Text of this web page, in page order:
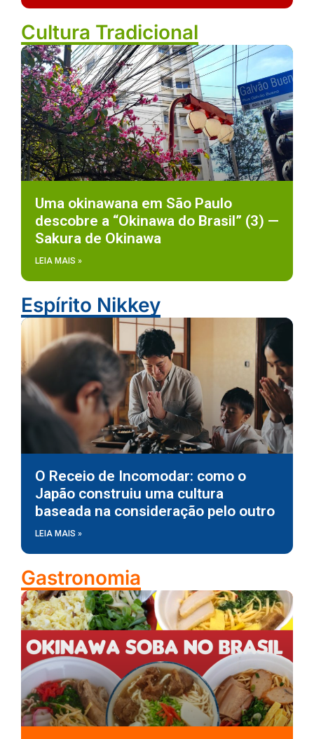
Cultura Tradicional
Uma okinawana em São Paulo
descobre a “Okinawa do Brasil” (3) —
Sakura de Okinawa
LEIA MAIS »
Espírito Nikkey
O Receio de Incomodar: como o
Japão construiu uma cultura
baseada na consideração pelo outro
LEIA MAIS »
Gastronomia